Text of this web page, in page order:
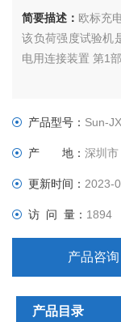
简要描述： 欧标充
该负荷强度试验机
电用连接装置 第1
产品型号： Sun-
产 地：深圳市
更新时间：2023-
访 问 量： 1894
产品咨询
产品目录